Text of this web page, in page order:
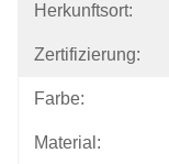
Herkunftsort:
Zertifizierung:
Farbe:
Material: